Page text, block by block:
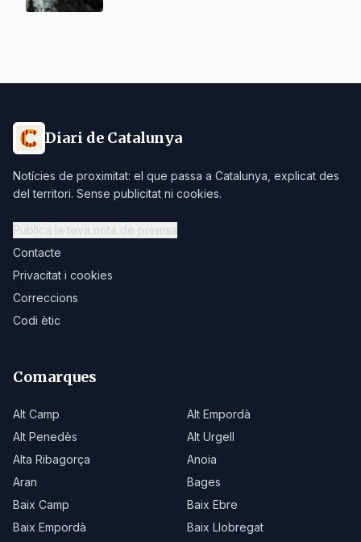
Diari de Catalunya
Notícies de proximitat: el que passa a Catalunya, explicat des
del territori. Sense publicitat ni cookies.
Publica la teva nota de premsa
Contacte
Privacitat i cookies
Correccions
Codi ètic
Comarques
Alt Camp
Alt Empordà
Alt Penedès
Alt Urgell
Alta Ribagorça
Anoia
Aran
Bages
Baix Camp
Baix Ebre
Baix Empordà
Baix Llobregat